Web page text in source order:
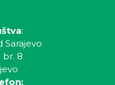
:
Sarajevo
br. 8